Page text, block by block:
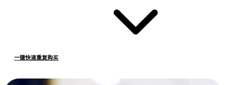
一键快速重复购买